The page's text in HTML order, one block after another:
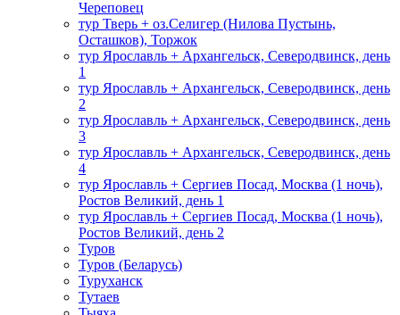
Череповец
тур Тверь + оз.Селигер (Нилова Пустынь,
Осташков), Торжок
тур Ярославль + Архангельск, Северодвинск, день
1
тур Ярославль + Архангельск, Северодвинск, день
2
тур Ярославль + Архангельск, Северодвинск, день
3
тур Ярославль + Архангельск, Северодвинск, день
4
тур Ярославль + Сергиев Посад, Москва (1 ночь),
Ростов Великий, день 1
тур Ярославль + Сергиев Посад, Москва (1 ночь),
Ростов Великий, день 2
Туров
Туров (Беларусь)
Туруханск
Тутаев